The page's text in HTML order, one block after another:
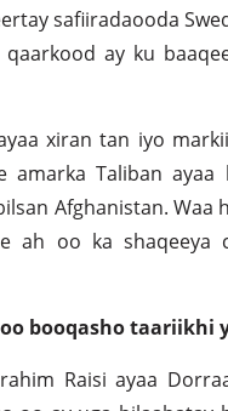
safiiradaooda
ay ku
xiran tan iyo
amarka Taliban
Afghanistan. Waa
ah oo ka shaqeeya
booqasho taariikhi
Raisi ayaa